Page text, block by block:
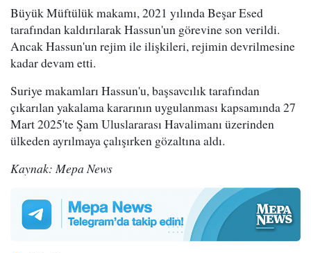
Büyük Müftülük makamı, 2021 yılında Beşar Esed
tarafından kaldırılarak Hassun'un görevine son verildi.
Ancak Hassun'un rejim ile ilişkileri, rejimin devrilmesine
kadar devam etti.
Suriye makamları Hassun'u, başsavcılık tarafından
çıkarılan yakalama kararının uygulanması kapsamında 27
Mart 2025'te Şam Uluslararası Havalimanı üzerinden
ülkeden ayrılmaya çalışırken gözaltına aldı.
Kaynak: Mepa News